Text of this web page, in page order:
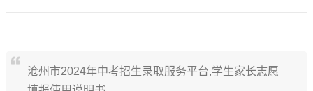
沧州市2024年中考招生录取服务平台,学生家长志愿